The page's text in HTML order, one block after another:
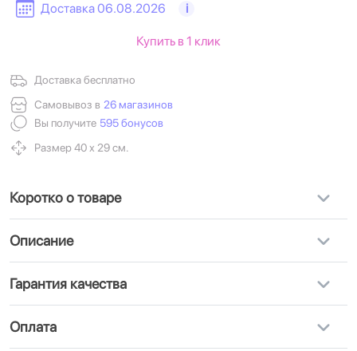
Доставка 06.08.2026 i
Доставка бесплатно
Самовывоз в 26 магазинов
Вы получите 595 бонусов
Размер 40 х 29 см.
Купить в 1 клик
Коротко о товаре
Описание
Гарантия качества
Оплата